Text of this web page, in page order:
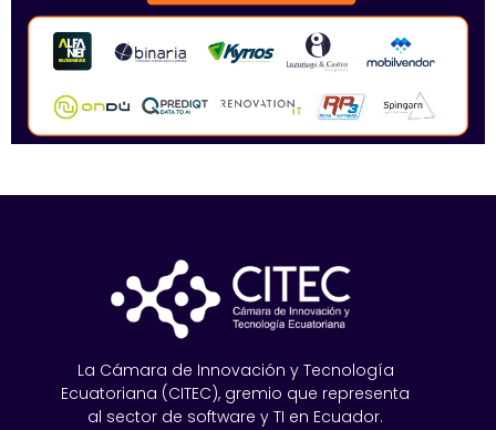
La Cámara de Innovación y Tecnología
Ecuatoriana (CITEC), gremio que representa
al sector de software y TI en Ecuador.